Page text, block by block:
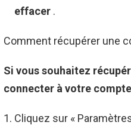
effacer .
Comment récupérer une
Si vous souhaitez
connecter à votre
Cliquez sur «